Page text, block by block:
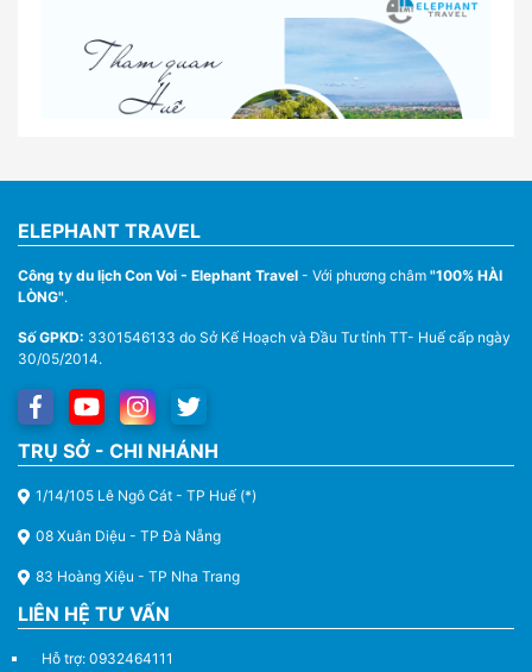
Nhà Xe Con Voi – Dịch Vụ Cho Thuê Xe Từ Huế,
Sân Bay Phú Bài Đi Thánh Địa La Vang
Thuê Xe Du Lịch Tại Huế – Từ 4 Chỗ Đến 45 Chỗ
ELEPHANT TRAVEL
Công ty du lịch Con Voi - Elephant Travel - Với phương châm "100% HÀI
LÒNG".
Số GPKD: 3301546133 do Sở Kế Hoạch và Đầu Tư tỉnh TT- Huế cấp ngày
30/05/2014.
TRỤ SỞ - CHI NHÁNH
1/14/105 Lê Ngô Cát - TP Huế (*)
08 Xuân Diệu - TP Đà Nẵng
83 Hoàng Xiệu - TP Nha Trang
LIÊN HỆ TƯ VẤN
Hỗ trợ: 0932464111